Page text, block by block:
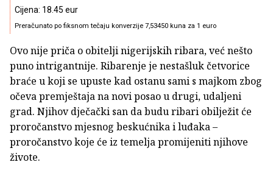
Cijena: 18.45 eur
Preračunato po fiksnom tečaju konverzije 7,53450 kuna za 1 euro
Ovo nije priča o obitelji nigerijskih ribara, već nešto
puno intrigantnije. Ribarenje je nestašluk četvorice
braće u koji se upuste kad ostanu sami s majkom zbog
očeva premještaja na novi posao u drugi, udaljeni
grad. Njihov dječački san da budu ribari obilježit će
proročanstvo mjesnog beskućnika i luđaka –
proročanstvo koje će iz temelja promijeniti njihove
živote.